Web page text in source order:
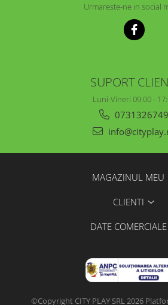
Panouri pentru informare/Marcaje
Urmareste-ne in social
SUPORT
Luni-Vineri 09:00 -
0731326749
MAGAZINUL MEU
CLIENTI
DATE COMERCIALE
©Copyright CITY PLAY SRL 2026